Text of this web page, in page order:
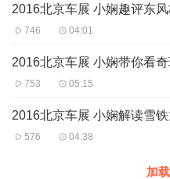
2016北京车展 小娴趣评东
746 04:01
2016北京车展 小娴带你看
753 05:15
2016北京车展 小娴解读雪
576 04:38
加